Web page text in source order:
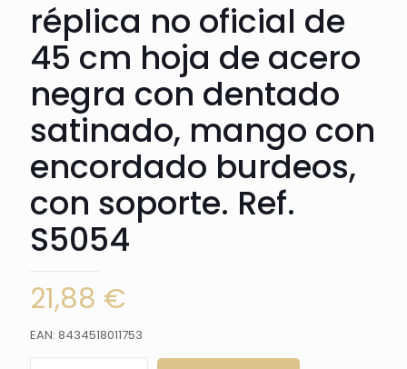
réplica no oficial de
45 cm hoja de acero
negra con dentado
satinado, mango con
encordado burdeos,
con soporte. Ref.
S5054
21,88 €
EAN: 8434518011753